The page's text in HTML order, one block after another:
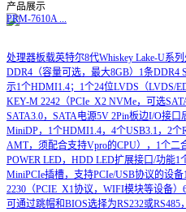
产品展示
PRM-7610A ...
处理器板载英特尔8代Whiskey Lake-U系
DDR4（容量可选，最大8GB）1条
示1个HDMI1.4；1个24位LVDS（LVDS/
KEY-M 2242（PCIe_X2 NVMe，可选
SATA3.0，SATA电源5V 2Pin板边I/O接
MiniDP，1个HDMI1.4，4个USB3.1，2
AMT，须配合支持Vpro的CPU），1个二
POWER LED，HDD LED扩展接口/功能1
MiniPCIe插槽，支持PCIe/USB协议的设
2230（PCIE_X1协议，WIFI模块等设备
可通过跳帽和BIOS选择为RS232或